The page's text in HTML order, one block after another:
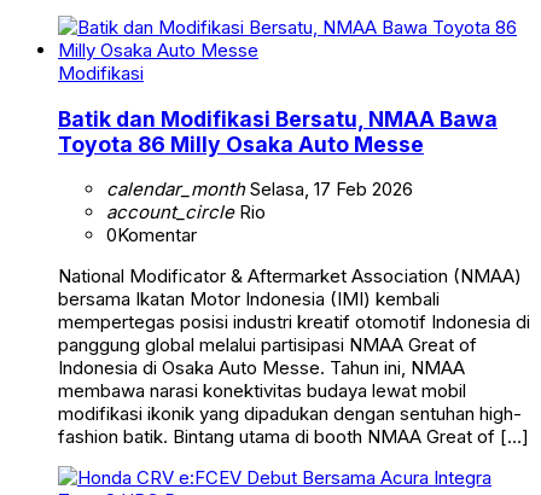
Modifikasi
Batik dan Modifikasi Bersatu, NMAA Bawa
Toyota 86 Milly Osaka Auto Messe
calendar_monthSelasa, 17 Feb 2026
account_circleRio
0Komentar
National Modificator & Aftermarket Association (NMAA)
bersama Ikatan Motor Indonesia (IMI) kembali
mempertegas posisi industri kreatif otomotif Indonesia di
panggung global melalui partisipasi NMAA Great of
Indonesia di Osaka Auto Messe. Tahun ini, NMAA
membawa narasi konektivitas budaya lewat mobil
modifikasi ikonik yang dipadukan dengan sentuhan high-
fashion batik. Bintang utama di booth NMAA Great of […]